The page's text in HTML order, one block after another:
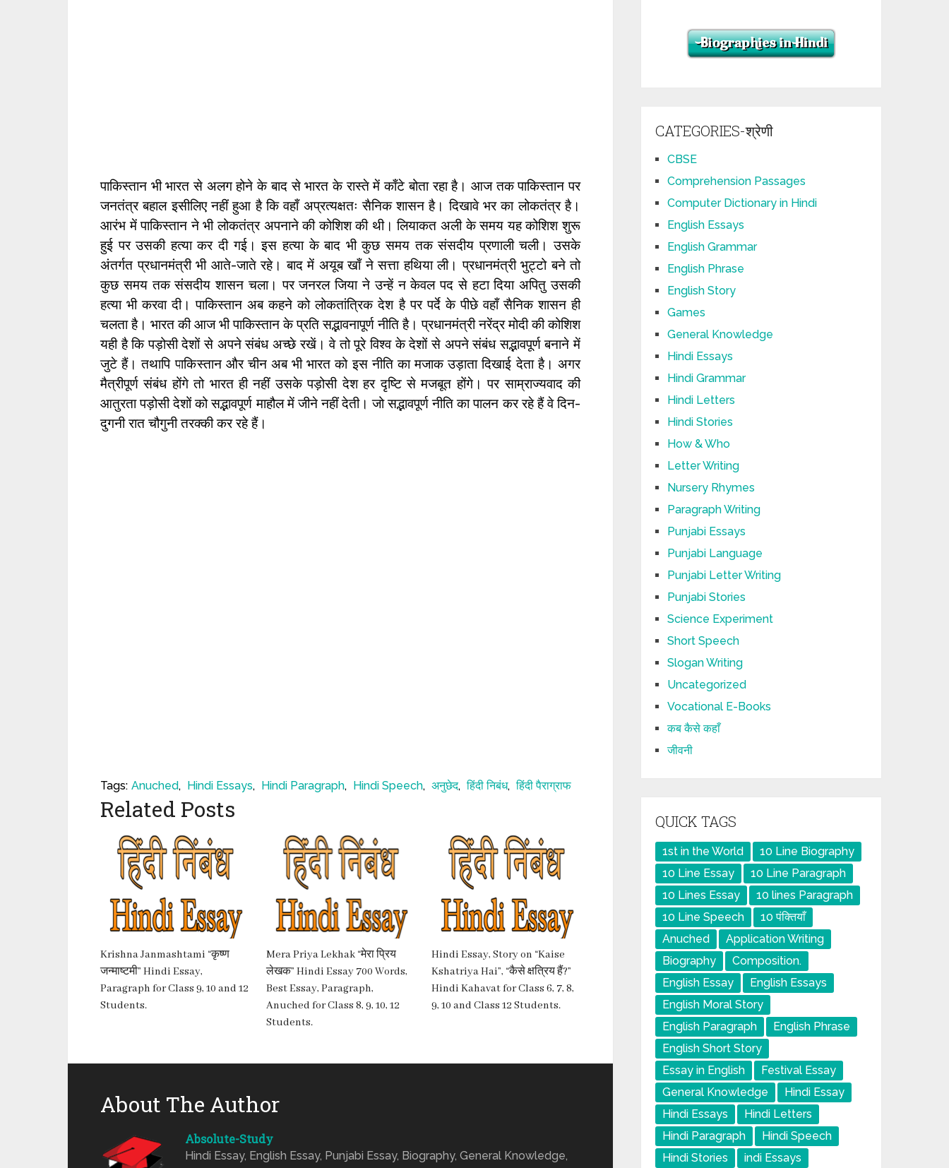
पाकिस्तान भी भारत से अलग होने के बाद से भारत के रास्ते में काँटे बोता रहा है। आज तक पाकिस्तान पर
जनतंत्र बहाल इसीलिए नहीं हुआ है कि वहाँ अप्रत्यक्षतः सैनिक शासन है। दिखावे भर का लोकतंत्र है।
आरंभ में पाकिस्तान ने भी लोकतंत्र अपनाने की कोशिश की थी। लियाकत अली के समय यह कोशिश शुरू
हुई पर उसकी हत्या कर दी गई। इस हत्या के बाद भी कुछ समय तक संसदीय प्रणाली चली। उसके
अंतर्गत प्रधानमंत्री भी आते-जाते रहे। बाद में अयूब खाँ ने सत्ता हथिया ली। प्रधानमंत्री भुट्टो बने तो
कुछ समय तक संसदीय शासन चला। पर जनरल जिया ने उन्हें न केवल पद से हटा दिया अपितु उसकी
हत्या भी करवा दी। पाकिस्तान अब कहने को लोकतांत्रिक देश है पर पर्दे के पीछे वहाँ सैनिक शासन ही
चलता है। भारत की आज भी पाकिस्तान के प्रति सद्भावनापूर्ण नीति है। प्रधानमंत्री नरेंद्र मोदी की कोशिश
यही है कि पड़ोसी देशों से अपने संबंध अच्छे रखें। वे तो पूरे विश्व के देशों से अपने संबंध सद्भावपूर्ण बनाने में
जुटे हैं। तथापि पाकिस्तान और चीन अब भी भारत को इस नीति का मजाक उड़ाता दिखाई देता है। अगर
मैत्रीपूर्ण संबंध होंगे तो भारत ही नहीं उसके पड़ोसी देश हर दृष्टि से मजबूत होंगे। पर साम्राज्यवाद की
आतुरता पड़ोसी देशों को सद्भावपूर्ण माहौल में जीने नहीं देती। जो सद्भावपूर्ण नीति का पालन कर रहे हैं वे दिन-
दुगनी रात चौगुनी तरक्की कर रहे हैं।
Tags: Anuched, Hindi Essays, Hindi Paragraph, Hindi Speech, अनुछेद, हिंदी निबंध, हिंदी पैराग्राफ
Related Posts
Krishna Janmashtami “कृष्ण
जन्माष्टमी” Hindi Essay,
Paragraph for Class 9, 10 and 12
Students.
Mera Priya Lekhak “मेरा प्रिय
लेखक” Hindi Essay 700 Words,
Best Essay, Paragraph,
Anuched for Class 8, 9, 10, 12
Students.
Hindi Essay, Story on “Kaise
Kshatriya Hai”, “कैसे क्षत्रिय हैं?”
Hindi Kahavat for Class 6, 7, 8,
9, 10 and Class 12 Students.
About The Author
Absolute-Study
Hindi Essay, English Essay, Punjabi Essay, Biography, General Knowledge,
CATEGORIES-श्रेणी
CBSE
Comprehension Passages
Computer Dictionary in Hindi
English Essays
English Grammar
English Phrase
English Story
Games
General Knowledge
Hindi Essays
Hindi Grammar
Hindi Letters
Hindi Stories
How & Who
Letter Writing
Nursery Rhymes
Paragraph Writing
Punjabi Essays
Punjabi Language
Punjabi Letter Writing
Punjabi Stories
Science Experiment
Short Speech
Slogan Writing
Uncategorized
Vocational E-Books
कब कैसे कहाँ
जीवनी
QUICK TAGS
1st in the World
10 Line Biography
10 Line Essay
10 Line Paragraph
10 Lines Essay
10 lines Paragraph
10 Line Speech
10 पंक्तियाँ
Anuched
Application Writing
Biography
Composition.
English Essay
English Essays
English Moral Story
English Paragraph
English Phrase
English Short Story
Essay in English
Festival Essay
General Knowledge
Hindi Essay
Hindi Essays
Hindi Letters
Hindi Paragraph
Hindi Speech
Hindi Stories
indi Essays